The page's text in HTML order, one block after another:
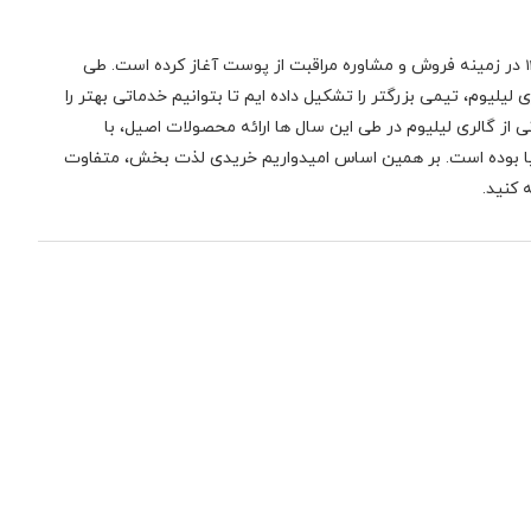
در زمینه فروش و مشاوره مراقبت از پوست آغاز کرده است. طی
تیمی بزرگتر را تشکیل داده ایم تا بتوانیم خدماتی بهتر را
از گالری لیلیوم در طی این سال ها ارائه محصولات اصیل، با
بوده است. بر همین اساس امیدواریم خریدی لذت بخش، متفاوت
کنید.